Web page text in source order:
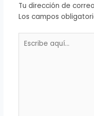
Tu dirección de
Los campos
aquí...